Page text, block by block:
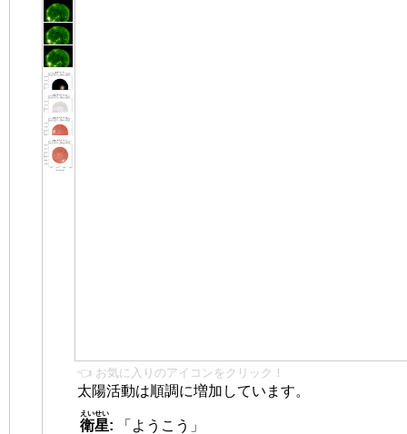
👈 お気に入りのアイコンをクリック！
太陽活動は順調に増加しています。
衛星
えいせい
:
「ようこう」